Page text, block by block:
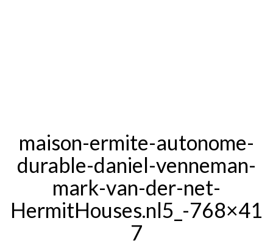
maison-ermite-autonome-
durable-daniel-venneman-
mark-van-der-net-
HermitHouses.nl5_-768×41
7